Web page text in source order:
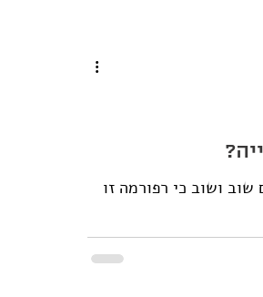
טוענים שוב ושוב כי רפורמה זו